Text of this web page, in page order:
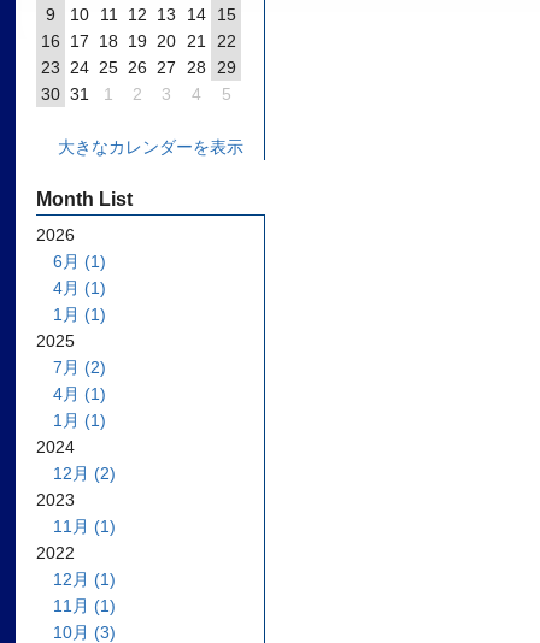
9
10 11 12 13 14
15
16
17 18 19 20 21
22
23
24 25 26 27 28
29
30 31 1 2 3 4 5
大きなカレンダーを表示
Month List
2026
6月 (1)
4月 (1)
1月 (1)
2025
7月 (2)
4月 (1)
1月 (1)
2024
12月 (2)
2023
11月 (1)
2022
12月 (1)
11月 (1)
10月 (3)